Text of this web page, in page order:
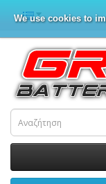
We use cookies to